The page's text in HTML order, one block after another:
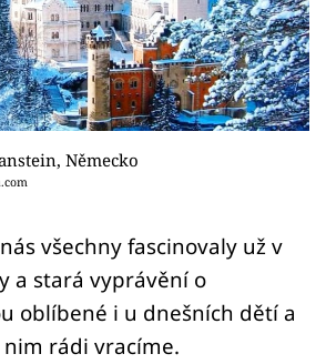
Německo
všechny fascinovaly už v
a stará vyprávění o
oblíbené i u dnešních dětí a
rádi vracíme.